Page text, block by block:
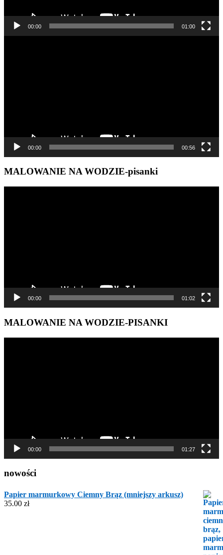
00:00 01:00
00:00 00:56
MALOWANIE NA WODZIE-pisanki
00:00 01:02
MALOWANIE NA WODZIE-PISANKI
00:00 01:27
nowości
Papier marmurkowy Ciemny Brąz (mniejszy arkusz)
35.00 zł